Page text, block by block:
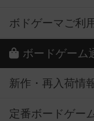
ボドゲーマご利
ボードゲーム
新作・再入荷情
定番ボードゲー